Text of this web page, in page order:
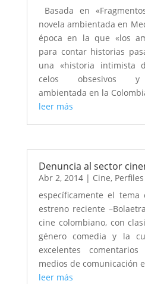
Basada en
novela ambientada en
época en la que «los
para contar historias
una «historia intimista
celos obsesivos y
ambientada en la
leer más
Denuncia al sector
Abr 2, 2014| Cine, Perfiles
específicamente el
estreno reciente
cine colombiano, con
género comedia y la
excelentes
medios de comunicación
leer más